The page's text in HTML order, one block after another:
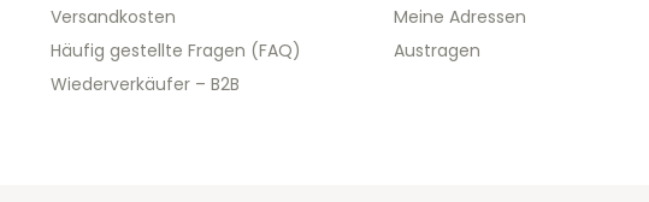
Versandkosten
Häufig gestellte Fragen (FAQ)
Wiederverkäufer – B2B
Meine Adressen
Austragen